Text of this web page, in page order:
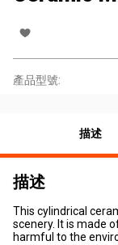
產品型號:
描述
描述
This cylindrical
scenery. It is made
harmful to the